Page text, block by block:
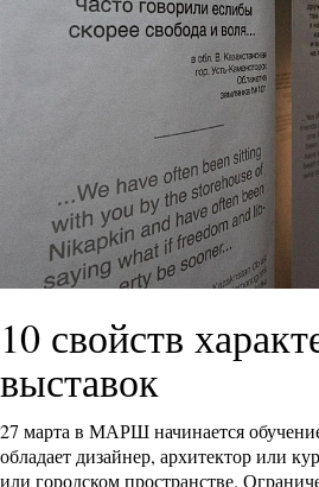
10 свойств
выставок
27 марта в МАРШ начинается
обладает дизайнер, архитектор или
или городском пространстве.